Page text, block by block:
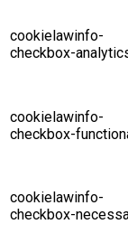
cookielawinfo-
checkbox-
cookielawinfo-
checkbox-
cookielawinfo-
checkbox-